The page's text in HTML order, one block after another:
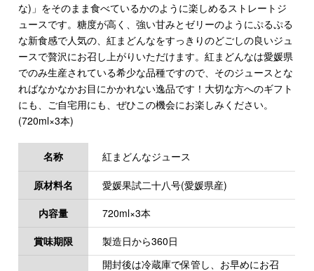
な)」をそのまま食べているかのように楽しめるストレートジ
ュースです。糖度が高く、強い甘みとゼリーのようにぷるぷる
な新食感で人気の、紅まどんなをすっきりのどごしの良いジュ
ースで贅沢にお召し上がりいただけます。紅まどんなは愛媛県
でのみ生産されている希少な品種ですので、そのジュースとな
ればなかなかお目にかかれない逸品です！大切な方へのギフト
にも、ご自宅用にも、ぜひこの機会にお楽しみください。
(720ml×3本)
名称 紅まどんなジュース
原材料名
愛媛果試二十八号(愛媛県産)
内容量
720ml×3本
賞味期限
製造日から360日
開封後は冷蔵庫で保管し、お早めにお召